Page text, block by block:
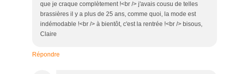
que je craque complètement !<br /> j'avais cousu de telles
brassières il y a plus de 25 ans, comme quoi, la mode est
indémodable !<br /> à bientôt, c'est la rentrée !<br /> bisous,
Claire
Répondre